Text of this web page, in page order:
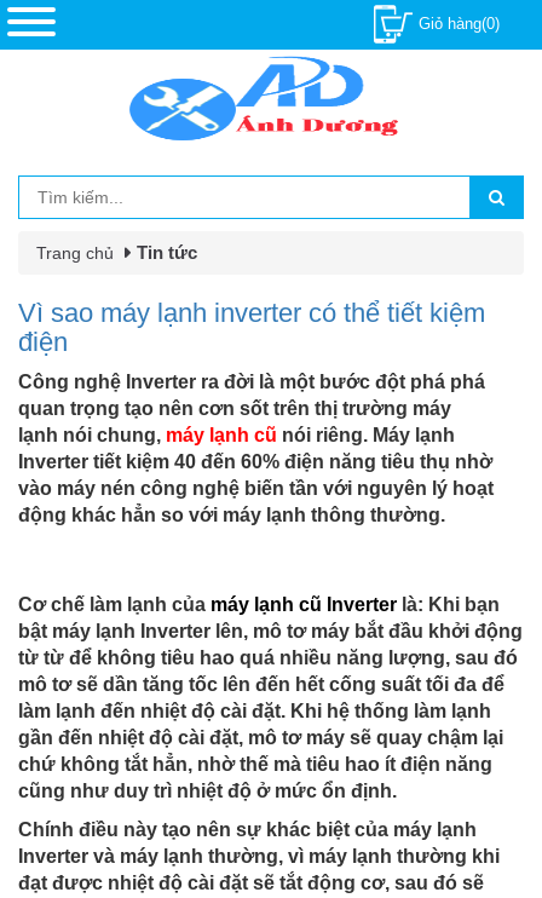
Giỏ hàng(0)
Trang chủ Tin tức
Vì sao máy lạnh inverter có thể tiết kiệm
điện
Công nghệ Inverter ra đời là một bước đột phá phá
quan trọng tạo nên cơn sốt trên thị trường máy
lạnh nói chung, máy lạnh cũ nói riêng. Máy lạnh
Inverter tiết kiệm 40 đến 60% điện năng tiêu thụ nhờ
vào máy nén công nghệ biến tần với nguyên lý hoạt
động khác hẳn so với máy lạnh thông thường.
Cơ chế làm lạnh của máy lạnh cũ Inverter là: Khi bạn
bật máy lạnh Inverter lên, mô tơ máy bắt đầu khởi động
từ từ để không tiêu hao quá nhiều năng lượng, sau đó
mô tơ sẽ dần tăng tốc lên đến hết cống suất tối đa để
làm lạnh đến nhiệt độ cài đặt. Khi hệ thống làm lạnh
gần đến nhiệt độ cài đặt, mô tơ máy sẽ quay chậm lại
chứ không tắt hẳn, nhờ thế mà tiêu hao ít điện năng
cũng như duy trì nhiệt độ ở mức ổn định.
Chính điều này tạo nên sự khác biệt của máy lạnh
Inverter và máy lạnh thường, vì máy lạnh thường khi
đạt được nhiệt độ cài đặt sẽ tắt động cơ, sau đó sẽ